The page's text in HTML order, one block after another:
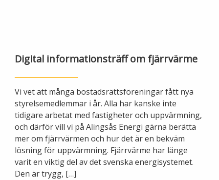
Sälj ditt överskott
Ändra anslutning
Elmätare och HAN-port
Manuell frånkoppling
Anslut dig till fjärrvärme
Byggvärme
Ladda elbil
Felanmälan
Felanmälan
Driftstörningar
Flyttanmälan
Digital informationsträff om fjärrvärme
Vi vet att många bostadsrättsföreningar fått nya
styrelsemedlemmar i år. Alla har kanske inte
tidigare arbetat med fastigheter och uppvärmning,
och därför vill vi på Alingsås Energi gärna berätta
mer om fjärrvärmen och hur det är en bekväm
lösning för uppvärmning. Fjärrvärme har länge
varit en viktig del av det svenska energisystemet.
Den är trygg, […]